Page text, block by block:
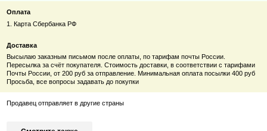
Оплата
1. Карта Сбербанка РФ
Доставка
Высылаю заказным письмом после оплаты, по тарифам почты России.
Пересылка за счёт покупателя. Стоимость доставки, в соответствии с тарифами
Почты России, от 200 руб за отправление. Минимальная оплата посылки 400 руб
Просьба, все вопросы задавать до покупки
Продавец отправляет в другие страны